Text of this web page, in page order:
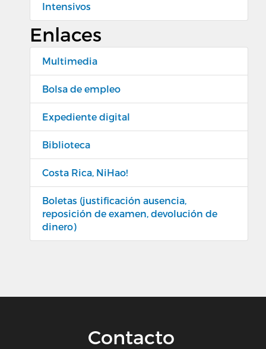
Intensivos
Enlaces
Multimedia
Bolsa de empleo
Expediente digital
Biblioteca
Costa Rica, NiHao!
Boletas (justificación ausencia,
reposición de examen, devolución de
dinero)
Contacto